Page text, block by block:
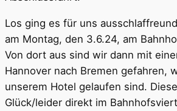
Los ging es für uns
am Montag, den 3.6.24, am
Von dort aus sind wir dann mit
Hannover nach Bremen gefahren,
unserem Hotel gelaufen sind.
Glück/leider direkt im